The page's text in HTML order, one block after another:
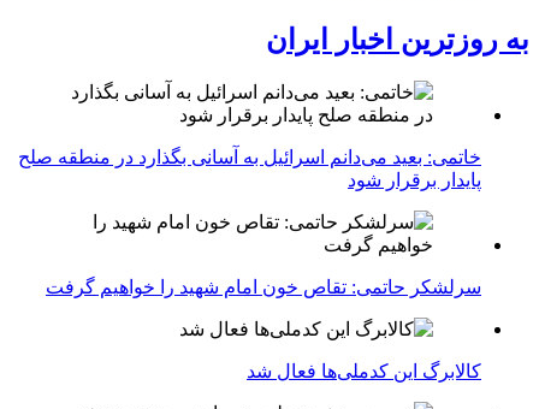
به روزترین اخبار ایران
خاتمی: بعید می‌دانم اسرائیل به آسانی بگذارد در منطقه صلح
پایدار برقرار شود
سرلشکر حاتمی: تقاص خون امام شهید را خواهیم گرفت
کالابرگ این کدملی‌ها فعال شد